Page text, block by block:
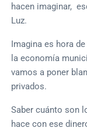
hacen imaginar,
Luz.
Imagina es hora
la economía
vamos a poner
privados.
Saber cuánto son
hace con ese